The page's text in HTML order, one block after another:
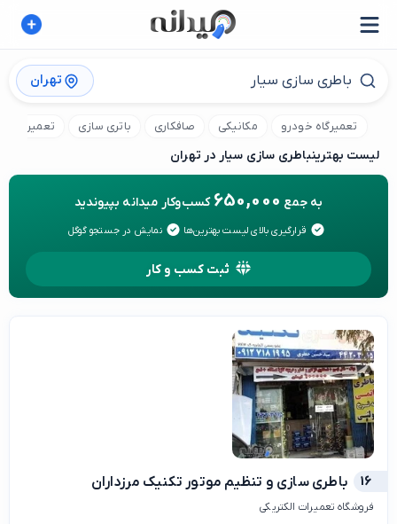
تهران
تعمیرگاه خودرو مکانیکی صافکاری باتری سازی تعمیر برق
لیست بهترینباطری سازی سیار در تهران
به جمع 650,000 کسب‌وکار میدانه بپیوندید
قرارگیری بالای لیست بهترین‌ها نمایش در جستجو گوگل
ثبت کسب و کار
16 باطری سازی و تنظیم موتور تکنیک مرزداران
فروشگاه تعمیرات الکتریکی